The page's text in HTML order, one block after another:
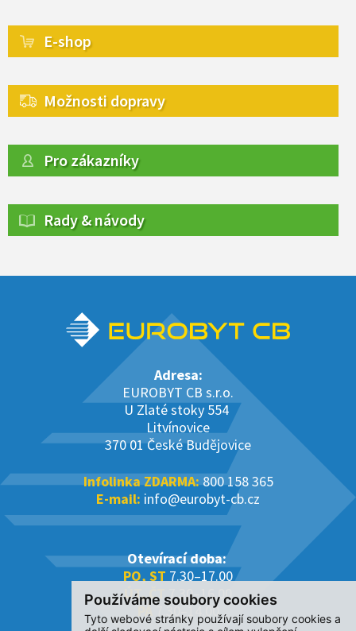
Používáme soubory cookies
Tyto webové stránky používají soubory cookies a
E-shop
Možnosti dopravy
Pro zákazníky
Rady & návody
Adresa:
EUROBYT CB s.r.o.
U Zlaté stoky 554
Litvínovice
370 01 České Budějovice
Infolinka ZDARMA:800 158 365
E-mail: info@eurobyt-cb.cz
Otevírací doba:
PO, ST 7.30–17.00
ÚT, ČT7.30–16.00
PÁ7.30–14.00